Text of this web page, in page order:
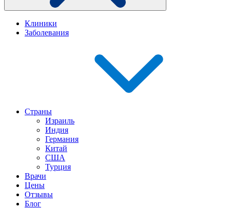
Клиники
Заболевания
Страны
Израиль
Индия
Германия
Китай
США
Турция
Врачи
Цены
Отзывы
Блог